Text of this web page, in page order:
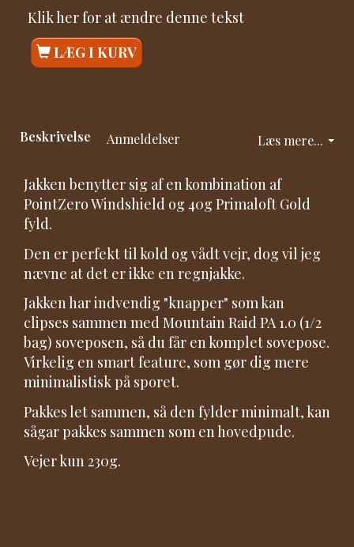
Klik her for at ændre denne tekst
LÆG I KURV
Læs mere...
Beskrivelse Anmeldelser
Jakken benytter sig af en kombination af
PointZero Windshield og 40g Primaloft Gold
fyld.
Den er perfekt til kold og vådt vejr, dog vil jeg
nævne at det er ikke en regnjakke.
Jakken har indvendig "knapper" som kan
clipses sammen med Mountain Raid PA 1.0 (1/2
bag) soveposen, så du får en komplet sovepose.
Virkelig en smart feature, som gør dig mere
minimalistisk på sporet.
Pakkes let sammen, så den fylder minimalt, kan
sågar pakkes sammen som en hovedpude.
Vejer kun 230g.